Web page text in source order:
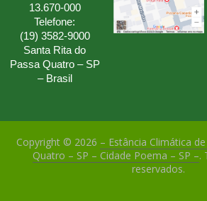
13.670-000
Telefone:
(19) 3582-9000
Santa Rita do
Passa Quatro – SP
– Brasil
Copyright © 2026 – Estância Climática
Quatro – SP – Cidade Poema – SP –.
reservados.